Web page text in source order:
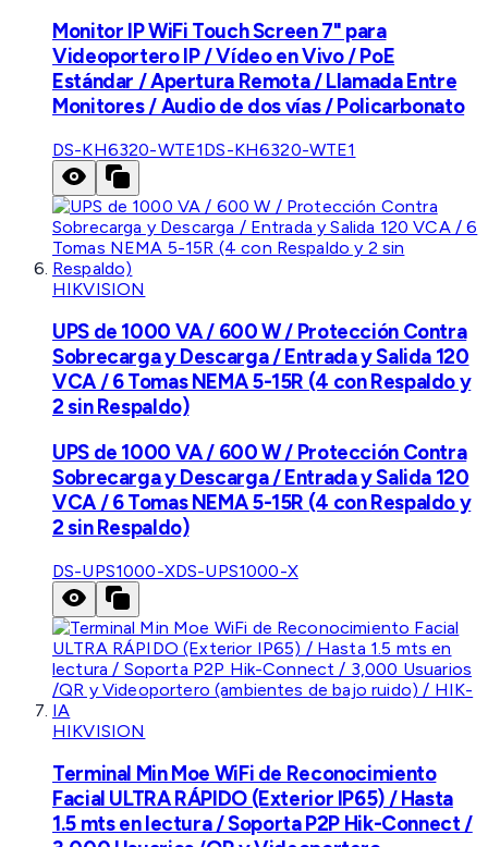
Monitor IP WiFi Touch Screen 7" para
Videoportero IP / Vídeo en Vivo / PoE
Estándar / Apertura Remota / Llamada Entre
Monitores / Audio de dos vías / Policarbonato
DS-KH6320-WTE1DS-KH6320-WTE1
HIKVISION
UPS de 1000 VA / 600 W / Protección Contra
Sobrecarga y Descarga / Entrada y Salida 120
VCA / 6 Tomas NEMA 5-15R (4 con Respaldo y
2 sin Respaldo)
UPS de 1000 VA / 600 W / Protección Contra
Sobrecarga y Descarga / Entrada y Salida 120
VCA / 6 Tomas NEMA 5-15R (4 con Respaldo y
2 sin Respaldo)
DS-UPS1000-XDS-UPS1000-X
HIKVISION
Terminal Min Moe WiFi de Reconocimiento
Facial ULTRA RÁPIDO (Exterior IP65) / Hasta
1.5 mts en lectura / Soporta P2P Hik-Connect /